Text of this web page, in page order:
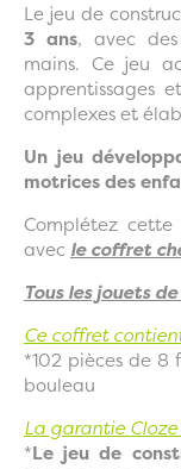
Le jeu de
3 ans, avec
mains. Ce jeu
apprentissages
complexes et
Un jeu
motrices des
Complétez
avec le coffret
Tous les jouets
Ce coffret
*102 pièces de 8
bouleau
La garantie Cloze
*Le jeu de